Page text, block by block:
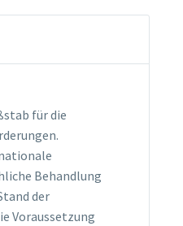
für die
Behandlung
der
Voraussetzung